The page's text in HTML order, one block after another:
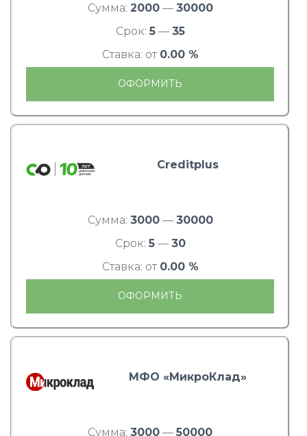
Сумма: 2000— 30000
Срок: 5— 35
Ставка: от 0.00 %
ОФОРМИТЬ
Creditplus
Сумма: 3000— 30000
Срок: 5— 30
Ставка: от 0.00 %
ОФОРМИТЬ
МФО «МикроКлад»
Сумма: 3000 — 50000